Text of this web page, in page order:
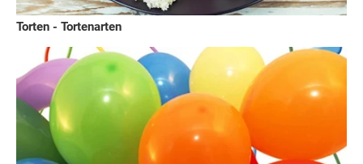
Torten - Tortenarten